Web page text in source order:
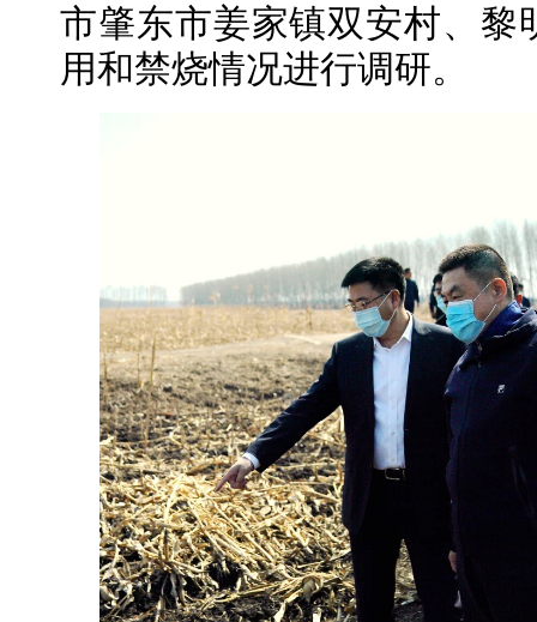
市肇东市姜家镇双安村、黎
用和禁烧情况进行调研。